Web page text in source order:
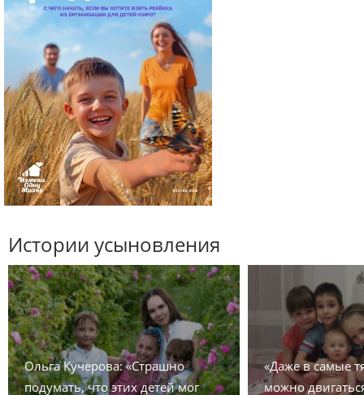
Истории усыновления
Ольга Кучерова: «Страшно
подумать, что этих детей мог
«Даже в самые
можно